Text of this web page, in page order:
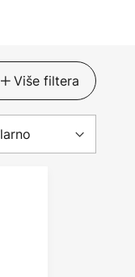
Više filtera